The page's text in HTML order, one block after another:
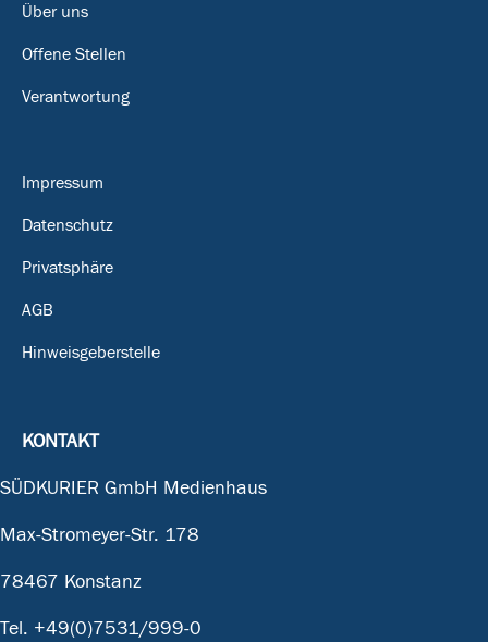
Über uns
Offene Stellen
Verantwortung
Impressum
Datenschutz
Privatsphäre
AGB
Hinweisgeberstelle
KONTAKT
SÜDKURIER GmbH Medienhaus
Max-Stromeyer-Str. 178
78467 Konstanz
Tel. +49(0)7531/999-0